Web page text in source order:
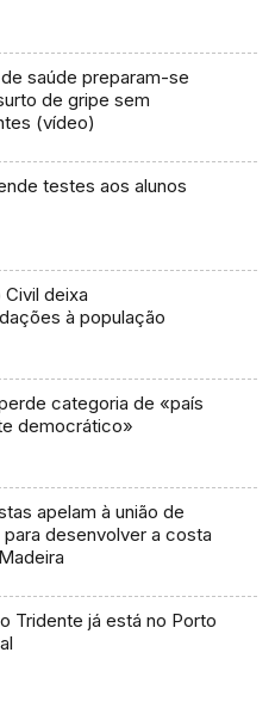
saúde preparam-se
de gripe sem
(vídeo)
testes aos alunos
deixa
à população
categoria de «país
democrático»
apelam à união de
desenvolver a costa
Tridente já está no Porto